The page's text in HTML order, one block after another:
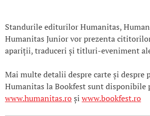
Standurile editurilor Humanitas,
Humanitas Junior vor prezenta
apariții, traduceri și titluri-eveniment
Mai multe detalii despre carte și despre
Humanitas la Bookfest sunt disponibile
www.humanitas.roși www.bookfest.ro